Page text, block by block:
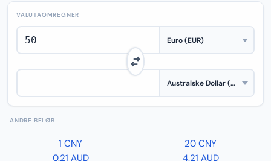
VALUTAOMREGNER
ANDRE BELØB
1 CNY
0.21 AUD
20 CNY
4.21 AUD